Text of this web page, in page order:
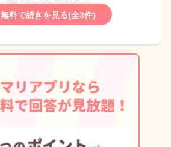
無料で続きを見る(全3件)